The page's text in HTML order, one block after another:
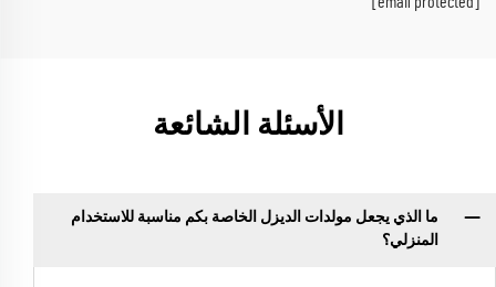
الأسئلة الشائعة
ما الذي يجعل مولدات الديزل الخاصة بكم مناسبة للاستخدام
المنزلي؟